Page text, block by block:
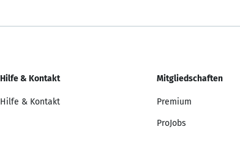
Hilfe & Kontakt
Hilfe & Kontakt
Mitgliedschaften
Premium
ProJobs